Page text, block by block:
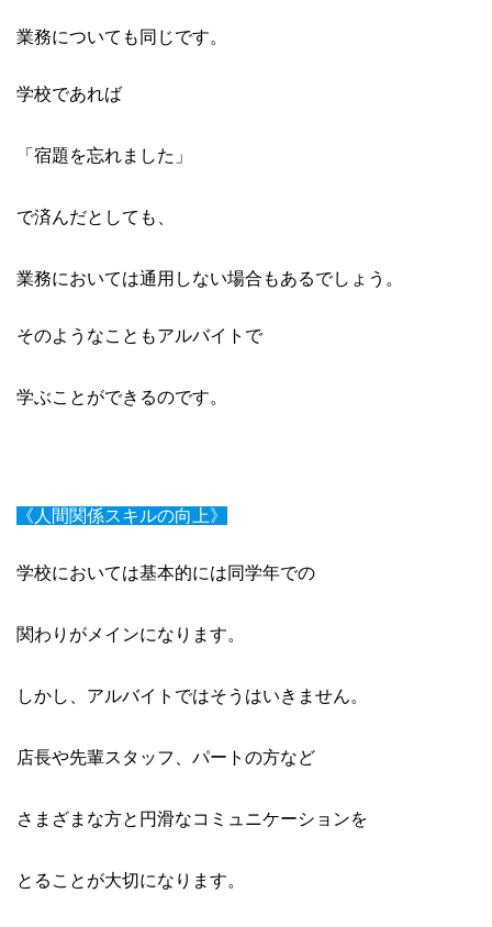
業務についても同じです。
学校であれば
「宿題を忘れました」
で済んだとしても、
業務においては通用しない場合もあるでしょう。
そのようなこともアルバイトで
学ぶことができるのです。
《人間関係スキルの向上》
学校においては基本的には同学年での
関わりがメインになります。
しかし、アルバイトではそうはいきません。
店長や先輩スタッフ、パートの方など
さまざまな方と円滑なコミュニケーションを
とることが大切になります。